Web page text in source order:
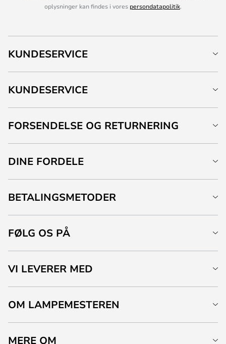
oplysninger kan findes i vores persondatapolitik.
KUNDESERVICE
KUNDESERVICE
FORSENDELSE OG RETURNERING
DINE FORDELE
BETALINGSMETODER
FØLG OS PÅ
VI LEVERER MED
OM LAMPEMESTEREN
MERE OM